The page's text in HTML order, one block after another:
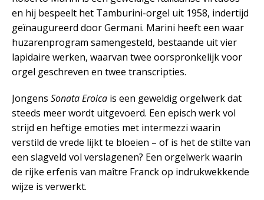
en hij bespeelt het Tamburini-orgel uit 1958, indertijd
geïnaugureerd door Germani. Marini heeft een waar
huzarenprogram samengesteld, bestaande uit vier
lapidaire werken, waarvan twee oorspronkelijk voor
orgel geschreven en twee transcripties.
Jongens Sonata Eroica is een geweldig orgelwerk dat
steeds meer wordt uitgevoerd. Een episch werk vol
strijd en heftige emoties met intermezzi waarin
verstild de vrede lijkt te bloeien – of is het de stilte van
een slagveld vol verslagenen? Een orgelwerk waarin
de rijke erfenis van maître Franck op indrukwekkende
wijze is verwerkt.